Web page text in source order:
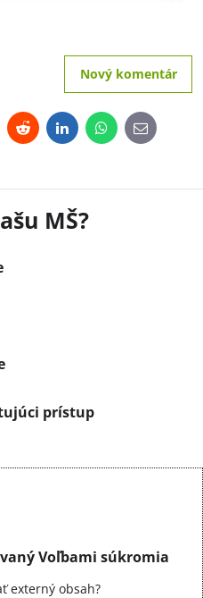
Nový komentár
RedditLinkedInWhatsApp
E-
mail
MŠ?
prístup
Voľbami súkromia
externý obsah?